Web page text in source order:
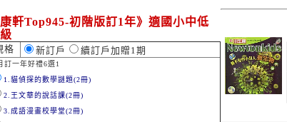
康軒Top945-初階版訂1年》適國小中低
格 新訂戶 續訂戶加贈1期
訂一年好禮6選1
1.貓偵探的數學謎題(2冊)
2.王文華的說話課(2冊)
3.成語漫畫校學堂(2冊)